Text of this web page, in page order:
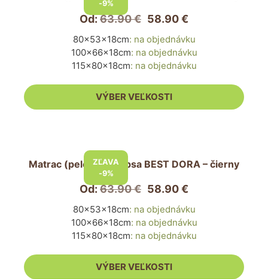
-9%
Od:63.90€ 58.90€
80x53x18cm: na objednávku
100x66x18cm: na objednávku
115x80x18cm: na objednávku
VÝBER VEĽKOSTI
vybrať
ZĽAVA
-9%
Matrac (pelech) pre psa BEST DORA – čierny
Od:63.90€ 58.90€
80x53x18cm: na objednávku
100x66x18cm: na objednávku
115x80x18cm: na objednávku
VÝBER VEĽKOSTI
vybrať